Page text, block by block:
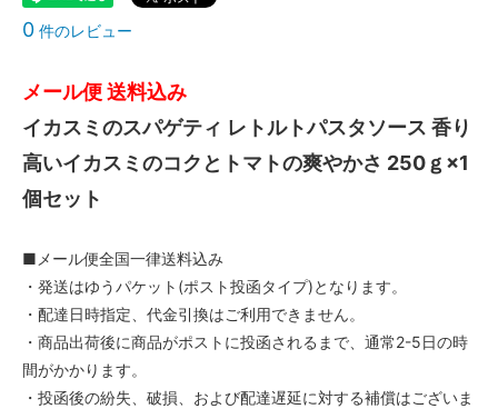
0 件のレビュー
メール便 送料込み
イカスミのスパゲティ レトルトパスタソース 香り
高いイカスミのコクとトマトの爽やかさ 250ｇ×1
個セット
■メール便全国一律送料込み
・発送はゆうパケット(ポスト投函タイプ)となります。
・配達日時指定、代金引換はご利用できません。
・商品出荷後に商品がポストに投函されるまで、通常2-5日の時
間がかかります。
・投函後の紛失、破損、および配達遅延に対する補償はございま